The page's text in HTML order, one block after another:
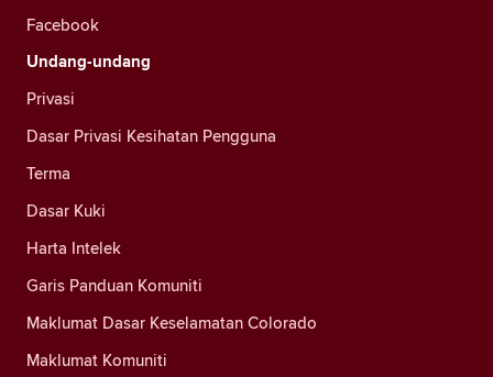
Facebook
Undang-undang
Privasi
Dasar Privasi Kesihatan Pengguna
Terma
Dasar Kuki
Harta Intelek
Garis Panduan Komuniti
Maklumat Dasar Keselamatan Colorado
Maklumat Komuniti